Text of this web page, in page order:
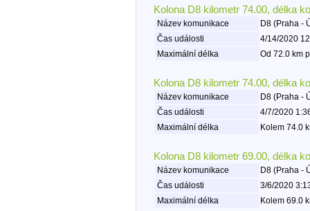
Kolona D8 kilometr 74.00, délka
Název komunikace
D8 (Praha -
Čas události
4/14/2020
Maximální délka
Od 72.0 km
Kolona D8 kilometr 74.00, délka
Název komunikace
D8 (Praha -
Čas události
4/7/2020
Maximální délka
Kolem 74.0
Kolona D8 kilometr 69.00, délka
Název komunikace
D8 (Praha -
Čas události
3/6/2020
Maximální délka
Kolem 69.0